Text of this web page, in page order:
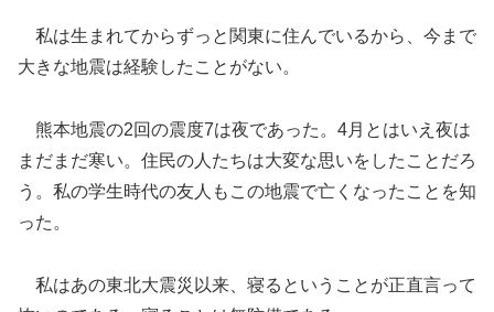
私は生まれてからずっと関東に住んでいるから、今まで
大きな地震は経験したことがない。
熊本地震の2回の震度7は夜であった。4月とはいえ夜は
まだまだ寒い。住民の人たちは大変な思いをしたことだろ
う。私の学生時代の友人もこの地震で亡くなったことを知
った。
私はあの東北大震災以来、寝るということが正直言って